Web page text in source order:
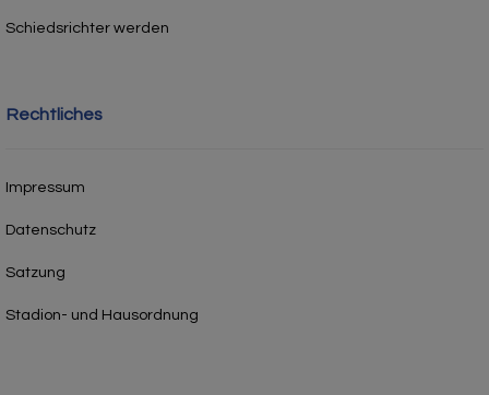
Schiedsrichter werden
Rechtliches
Impressum
Datenschutz
Satzung
Stadion- und Hausordnung